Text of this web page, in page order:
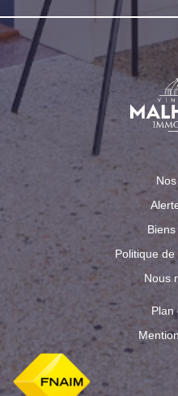
Politique
Nous
Plan